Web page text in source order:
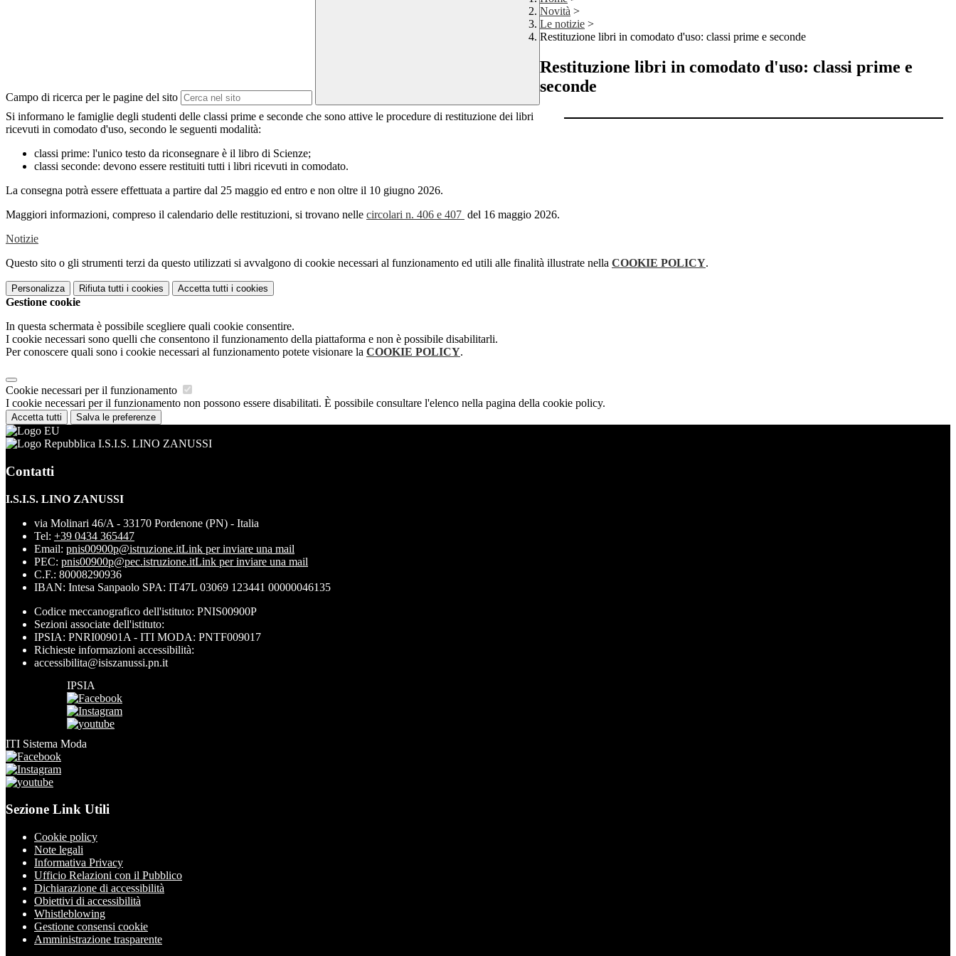
Campo di ricerca per le pagine del sito
Novità >
Le notizie >
Restituzione libri in comodato d'uso: classi prime e seconde
Restituzione libri in comodato d'uso: classi prime e
seconde
Si informano le famiglie degli studenti delle classi prime e seconde che sono attive le procedure di restituzione dei libri
ricevuti in comodato d'uso, secondo le seguenti modalità:
classi prime: l'unico testo da riconsegnare è il libro di Scienze;
classi seconde: devono essere restituiti tutti i libri ricevuti in comodato.
La consegna potrà essere effettuata a partire dal 25 maggio ed entro e non oltre il 10 giugno 2026.
Maggiori informazioni, compreso il calendario delle restituzioni, si trovano nelle circolari n. 406 e 407 del 16 maggio 2026.
Notizie
Questo sito o gli strumenti terzi da questo utilizzati si avvalgono di cookie necessari al funzionamento ed utili alle finalità illustrate nella COOKIE POLICY.
Personalizza Rifiuta tutti i cookies Accetta tutti i cookies
Gestione cookie
In questa schermata è possibile scegliere quali cookie consentire.
I cookie necessari sono quelli che consentono il funzionamento della piattaforma e non è possibile disabilitarli.
Per conoscere quali sono i cookie necessari al funzionamento potete visionare la COOKIE POLICY.
Cookie necessari per il funzionamento
I cookie necessari per il funzionamento non possono essere disabilitati. È possibile consultare l'elenco nella pagina della cookie policy.
Accetta tutti Salva le preferenze
I.S.I.S. LINO ZANUSSI
Contatti
I.S.I.S. LINO ZANUSSI
via Molinari 46/A - 33170 Pordenone (PN) - Italia
Tel: +39 0434 365447
Email: pnis00900p@istruzione.itLink per inviare una mail
PEC: pnis00900p@pec.istruzione.itLink per inviare una mail
C.F.: 80008290936
IBAN: Intesa Sanpaolo SPA: IT47L 03069 123441 00000046135
Codice meccanografico dell'istituto: PNIS00900P
Sezioni associate dell'istituto:
IPSIA: PNRI00901A - ITI MODA: PNTF009017
Richieste informazioni accessibilità:
accessibilita@isiszanussi.pn.it
IPSIA
ITI Sistema Moda
Sezione Link Utili
Cookie policy
Note legali
Informativa Privacy
Ufficio Relazioni con il Pubblico
Dichiarazione di accessibilità
Obiettivi di accessibilità
Whistleblowing
Gestione consensi cookie
Amministrazione trasparente